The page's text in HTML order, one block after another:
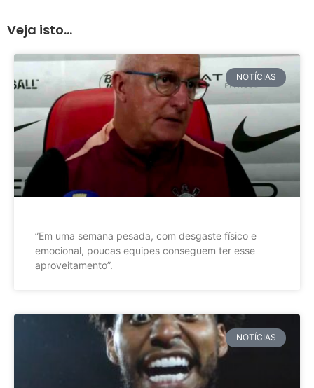
Veja isto...
NOTÍCIAS
”Em uma semana pesada, com desgaste físico e
emocional, poucas equipes conseguem ter esse
aproveitamento”.
NOTÍCIAS